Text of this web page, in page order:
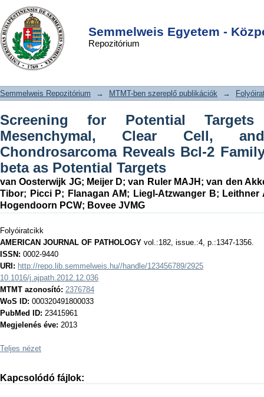
Semmelweis Egyetem -
Repozitórium
Screening for Potential Targets for
Therapy in Mesenchymal, Clear Cell,
and Dedifferentiated Chondrosarcoma
Reveals Bcl-2 Family Members and
DSpace/Manakin Repository
Semmelweis Repozitórium → MTMT-ben szereplő publikációk →
Screening for Potential
Mesenchymal, Clear Cell, and
Chondrosarcoma Reveals Bcl-2
beta as Potential Targets
van Oosterwijk JG; Meijer D;van Ruler MAJH ;van den
Tibor; Picci P; Flanagan AM; Liegl-Atzwanger B; Leithner
Hogendoorn PCW; Bovee JVMG
Folyóiratcikk
AMERICAN JOURNAL OF PATHOLOGY vol.:182, issue.:4, p.:1347-1356.
ISSN: 0002-9440
URI: http://repo.lib.semmelweis.hu//handle/123456789/2925
10.1016/j.ajpath.2012.12.036
MTMT azonosító: 2376784
WoS ID: 000320491800033
PubMed ID: 23415961
Megjelenés éve: 2013
Teljes nézet
Kapcsolódó fájlok: